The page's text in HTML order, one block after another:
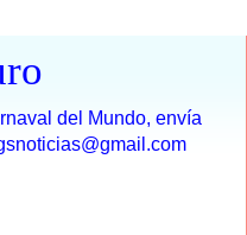
del Mundo, envía